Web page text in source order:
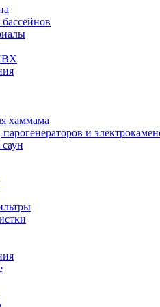
хаммама
парогенераторов и